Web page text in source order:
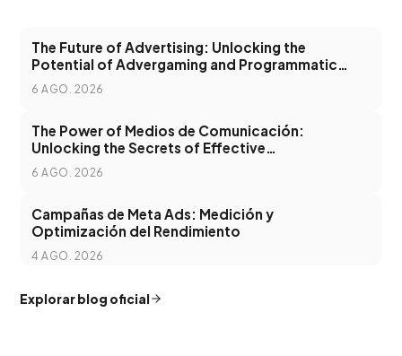
The Future of Advertising: Unlocking the
Potential of Advergaming and Programmatic
Advertising
6 AGO. 2026
The Power of Medios de Comunicación:
Unlocking the Secrets of Effective
Communication in the Digital Age
6 AGO. 2026
Campañas de Meta Ads: Medición y
Optimización del Rendimiento
4 AGO. 2026
Explorar blog oficial